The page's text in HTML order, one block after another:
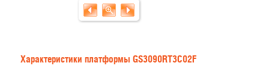
Характеристики платформы GS3090RT3C02F